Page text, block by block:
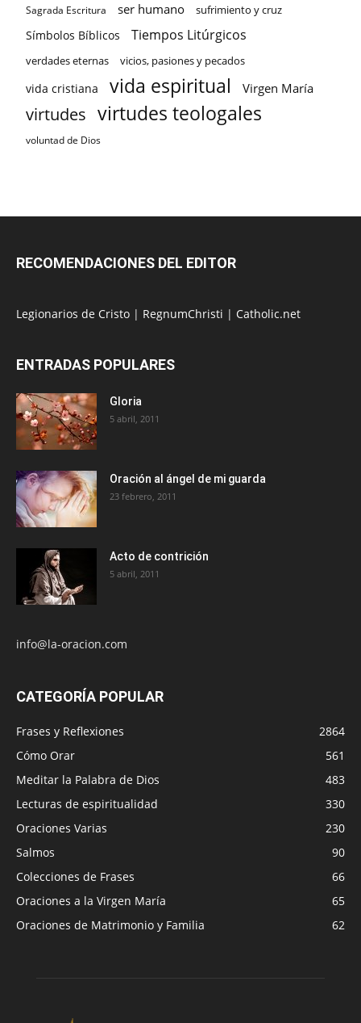
Sagrada Escritura ser humano sufrimiento y cruz
Símbolos Bíblicos Tiempos Litúrgicos
verdades eternas vicios, pasiones y pecados
vida cristiana vida espiritual Virgen María
virtudes virtudes teologales
voluntad de Dios
RECOMENDACIONES DEL EDITOR
Legionarios de Cristo | RegnumChristi | Catholic.net
ENTRADAS POPULARES
Gloria
5 abril, 2011
Oración al ángel de mi guarda
23 febrero, 2011
Acto de contrición
5 abril, 2011
info@la-oracion.com
CATEGORÍA POPULAR
Frases y Reflexiones
2864
Cómo Orar
561
Meditar la Palabra de Dios
483
Lecturas de espiritualidad
330
Oraciones Varias
230
Salmos
90
Colecciones de Frases
66
Oraciones a la Virgen María
65
Oraciones de Matrimonio y Familia
62